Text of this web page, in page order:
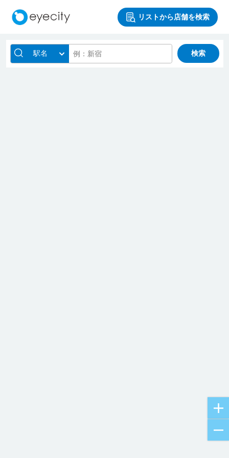
リストから店舗を検索
駅名 検索